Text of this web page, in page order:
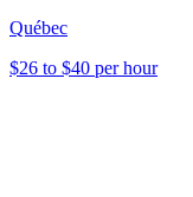
Québec
$26 to $40 per hour